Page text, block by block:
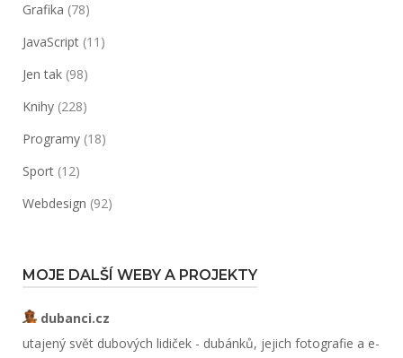
Grafika (78)
JavaScript (11)
Jen tak (98)
Knihy (228)
Programy (18)
Sport (12)
Webdesign (92)
MOJE DALŠÍ WEBY A PROJEKTY
dubanci.cz
utajený svět dubových lidiček - dubánků, jejich fotografie a e-